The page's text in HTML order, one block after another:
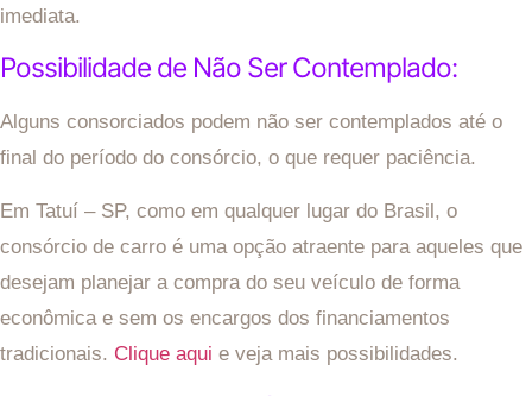
imediata.
Possibilidade de Não Ser Contemplado:
Alguns consorciados podem não ser contemplados até o
final do período do consórcio, o que requer paciência.
Em Tatuí – SP, como em qualquer lugar do Brasil, o
consórcio de carro é uma opção atraente para aqueles que
desejam planejar a compra do seu veículo de forma
econômica e sem os encargos dos financiamentos
tradicionais. Clique aqui e veja mais possibilidades.